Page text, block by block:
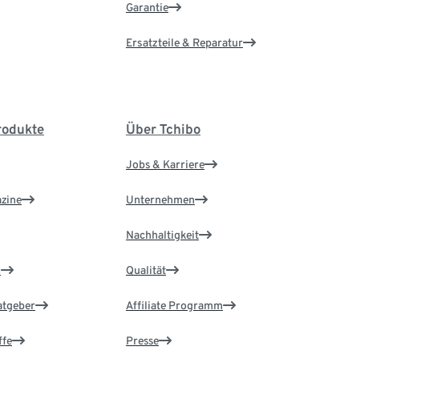
Garantie
Ersatzteile & Reparatur
Über Tchibo
Jobs & Karriere
Unternehmen
Nachhaltigkeit
Qualität
Affiliate Programm
Presse